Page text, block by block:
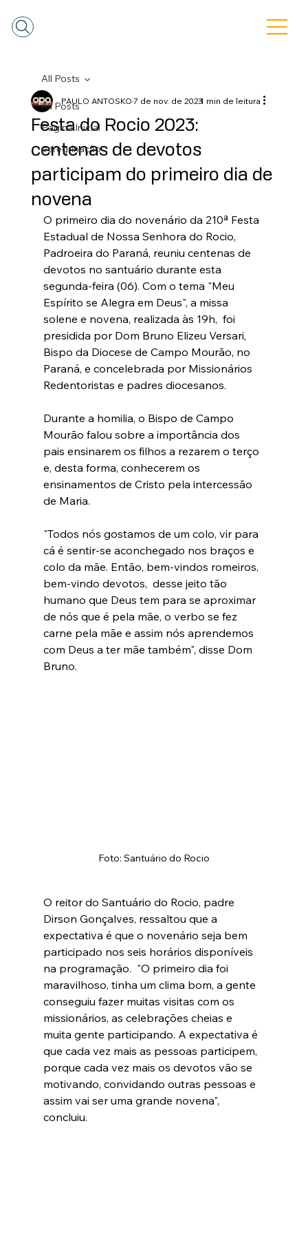
All Posts
Pagina Inicial
peregrinação
All Posts
Festa do Rocio 2023:
centenas de devotos
participam do primeiro dia de
novena
PAULO ANTOSKO7 de nov. de 20231 min de leitura
O primeiro dia do novenário da 210ª Festa
Estadual de Nossa Senhora do Rocio,
Padroeira do Paraná, reuniu centenas de
devotos no santuário durante esta
segunda-feira (06). Com o tema "Meu
Espírito se Alegra em Deus", a missa
solene e novena, realizada às 19h,  foi
presidida por Dom Bruno Elizeu Versari,
Bispo da Diocese de Campo Mourão, no
Paraná, e concelebrada por Missionários
Redentoristas e padres diocesanos.
Durante a homilia, o Bispo de Campo
Mourão falou sobre a importância dos
pais ensinarem os filhos a rezarem o terço
e, desta forma, conhecerem os
ensinamentos de Cristo pela intercessão
de Maria.
"Todos nós gostamos de um colo, vir para
cá é sentir-se aconchegado nos braços e
colo da mãe. Então, bem-vindos romeiros,
bem-vindo devotos,  desse jeito tão
humano que Deus tem para se aproximar
de nós que é pela mãe, o verbo se fez
carne pela mãe e assim nós aprendemos
com Deus a ter mãe também", disse Dom
Bruno.
Foto: Santuário do Rocio
O reitor do Santuário do Rocio, padre
Dirson Gonçalves, ressaltou que a
expectativa é que o novenário seja bem
participado nos seis horários disponíveis
na programação.  "O primeiro dia foi
maravilhoso, tinha um clima bom, a gente
conseguiu fazer muitas visitas com os
missionários, as celebrações cheias e
muita gente participando. A expectativa é
que cada vez mais as pessoas participem,
porque cada vez mais os devotos vão se
motivando, convidando outras pessoas e
assim vai ser uma grande novena",
concluiu.